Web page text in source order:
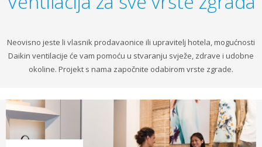
Neovisno jeste li vlasnik prodavaonice ili upravitelj hotela, mogućnosti
Daikin ventilacije će vam pomoću u stvaranju svježe, zdrave i udobne
okoline. Projekt s nama započnite odabirom vrste zgrade.